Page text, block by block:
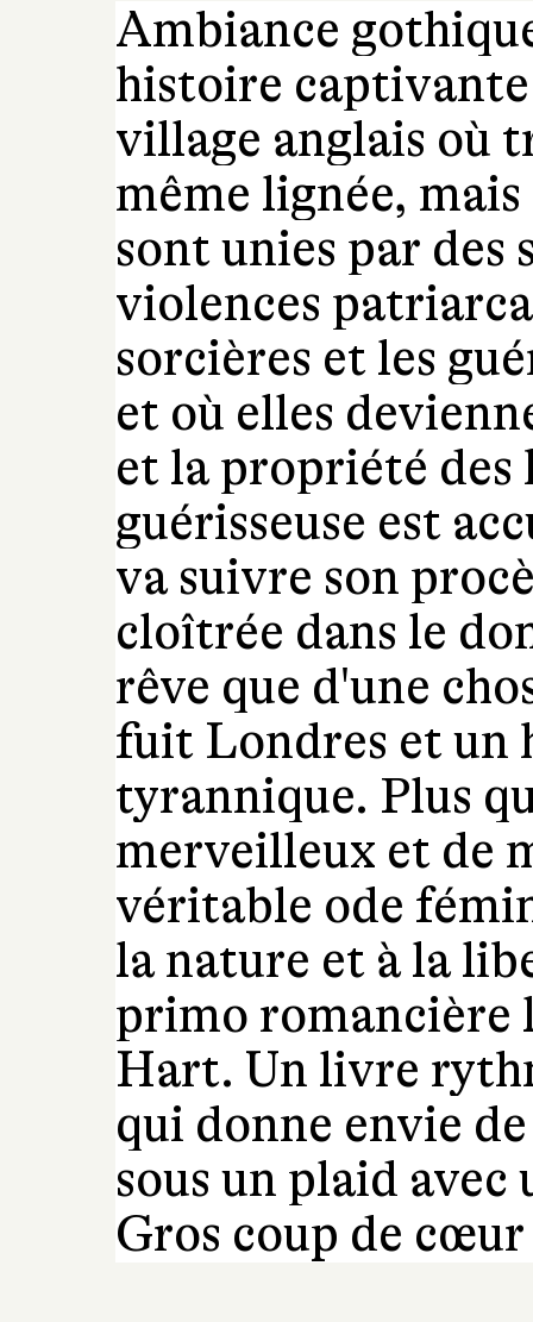
Ambiance
histoire captivante
village anglais où
même lignée,
sont unies par des
violences
sorcières et les
et où elles
et la propriété des
guérisseuse est
va suivre son
cloîtrée dans le
rêve que d'une
fuit Londres et un
tyrannique. Plus
merveilleux et de
véritable ode
la nature et à la
primo romancière
Hart. Un livre
qui donne envie
sous un plaid avec
Gros coup de cœur